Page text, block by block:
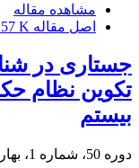
مشاهده مقاله
اصل مقاله K
جستاری در
تکوین نظام
بیستم
دوره 50، شماره 1، بهار 1397، صفحه